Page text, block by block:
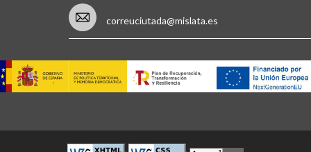
correuciutada@mislata.es